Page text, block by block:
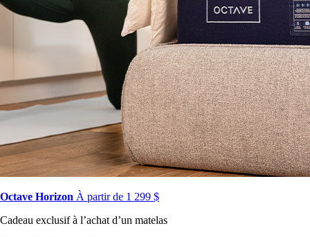
Octave Horizon À partir de 1 299 $
Cadeau exclusif à l’achat d’un matelas